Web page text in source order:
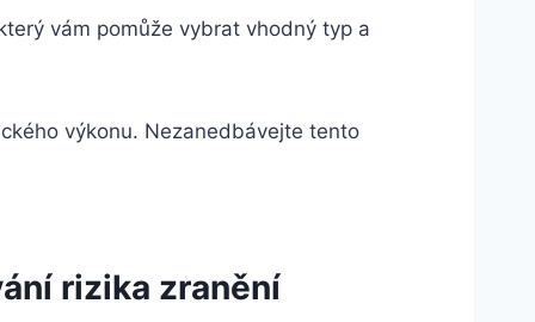
vám pomůže vybrat vhodný typ a
výkonu. Nezanedbávejte tento
rizika zranění